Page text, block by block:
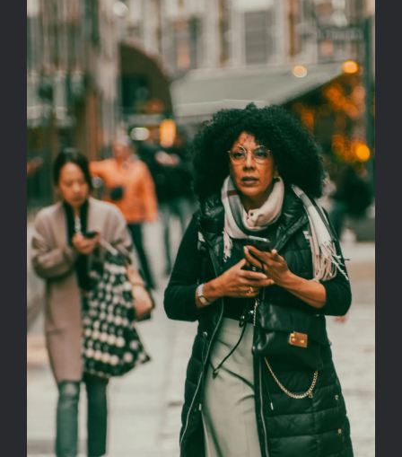
Történetünk
Kapcsolat